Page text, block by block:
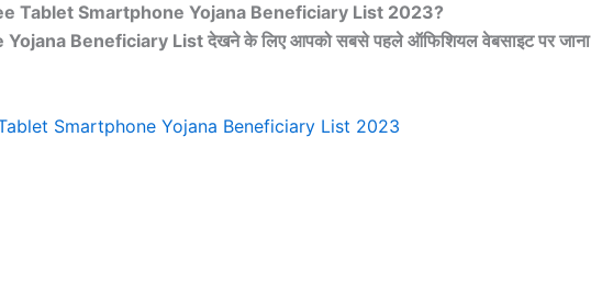
Tablet Smartphone Yojana Beneficiary List 2023?
Beneficiary List देखने के लिए आपको सबसे पहले ऑफिशियल वेबसाइट पर जाना